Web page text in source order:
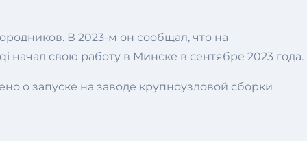
В 2023-м он сообщал, что на
свою работу в Минске в сентябре 2023 года.
о запуске на заводе крупноузловой сборки